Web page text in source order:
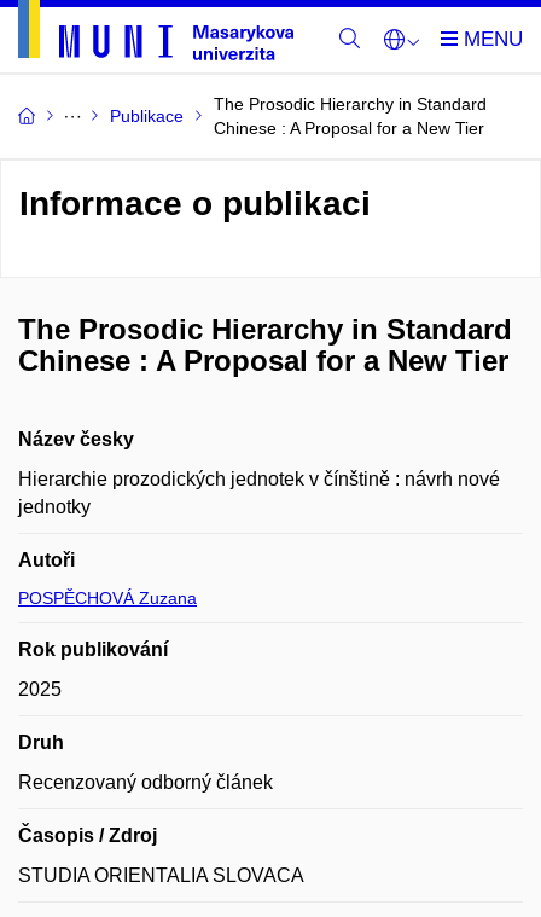
Publikace
The Prosodic Hierarchy in Standard
Chinese : A Proposal for a New Tier
Informace o publikaci
The Prosodic Hierarchy in Standard
Chinese : A Proposal for a New Tier
Název česky
Hierarchie prozodických jednotek v čínštině : návrh nové
jednotky
Autoři
POSPĚCHOVÁ Zuzana
Rok publikování
2025
Druh
Recenzovaný odborný článek
Časopis / Zdroj
STUDIA ORIENTALIA SLOVACA